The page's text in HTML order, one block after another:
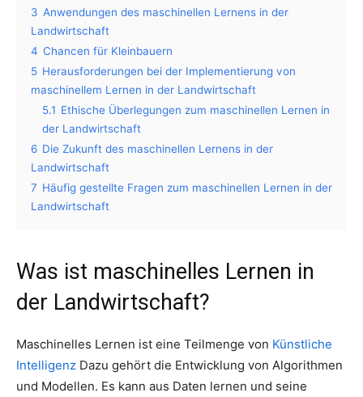
3 Anwendungen des maschinellen Lernens in der
Landwirtschaft
4 Chancen für Kleinbauern
5 Herausforderungen bei der Implementierung von
maschinellem Lernen in der Landwirtschaft
5.1 Ethische Überlegungen zum maschinellen Lernen in
der Landwirtschaft
6 Die Zukunft des maschinellen Lernens in der
Landwirtschaft
7 Häufig gestellte Fragen zum maschinellen Lernen in der
Landwirtschaft
Was ist maschinelles Lernen in
der Landwirtschaft?
Maschinelles Lernen ist eine Teilmenge von Künstliche
Intelligenz Dazu gehört die Entwicklung von Algorithmen
und Modellen. Es kann aus Daten lernen und seine